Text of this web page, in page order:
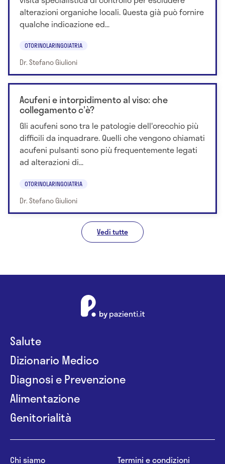
alterazioni organiche locali. Questa già può fornire
qualche indicazione ed...
OTORINOLARINGOIATRIA
Dr. Stefano Giulioni
Acufeni e intorpidimento al viso: che
collegamento c'è?
Gli acufeni sono tra le patologie dell'orecchio più
difficili da inquadrare. Quelli che vengono chiamati
acufeni pulsanti sono più frequentemente legati
ad alterazioni di...
OTORINOLARINGOIATRIA
Dr. Stefano Giulioni
Vedi tutte
Salute
Dizionario Medico
Diagnosi e Prevenzione
Alimentazione
Genitorialità
Chi siamo
Termini e condizioni